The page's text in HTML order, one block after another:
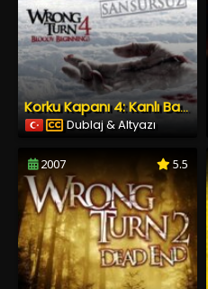
Korku Kapanı 4: Kanlı Başlangıç
Dublaj & Altyazı
2007 5.5